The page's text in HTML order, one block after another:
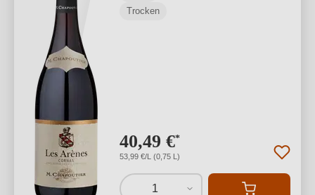
Trocken
40,49 €*
53,99 €/L (0,75 L)
1